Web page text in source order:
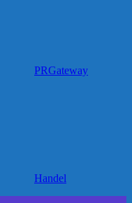
PRGateway
Handel